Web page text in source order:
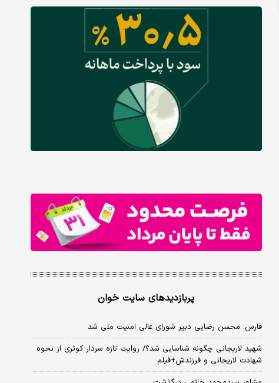
پربازدیدهای سایت خوان
فارس: محسن رضایی دبیر شورای عالی امنیت ملی شد
شهید لاریجانی چگونه شناسایی شد؟/ روایت تازه سردار کوثری از نحوه
شهادت لاریجانی و فرزندش+فیلم